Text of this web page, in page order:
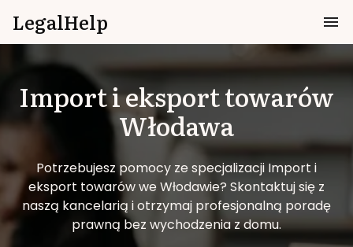
LegalHelp
Import i eksport towarów
Włodawa
Potrzebujesz pomocy ze specjalizacji Import i
eksport towarów we Włodawie? Skontaktuj się z
naszą kancelarią i otrzymaj profesjonalną poradę
prawną bez wychodzenia z domu.